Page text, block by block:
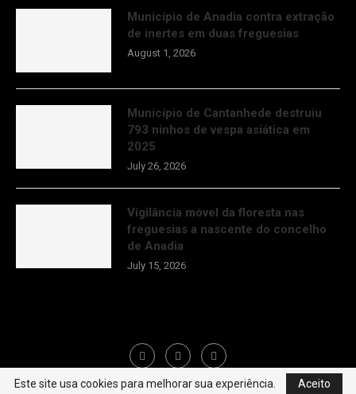
Município de Anadia contra extração
de inertes em duas freguesias
August 1, 2026
Município de Cantanhede destruiu
793 ninhos de vespa asiática em
2025
July 26, 2026
Vigilância móvel da floresta nas
freguesias a nascente do concelho
de Anadia
July 15, 2026
Este site usa cookies para melhorar sua experiência. Aceito